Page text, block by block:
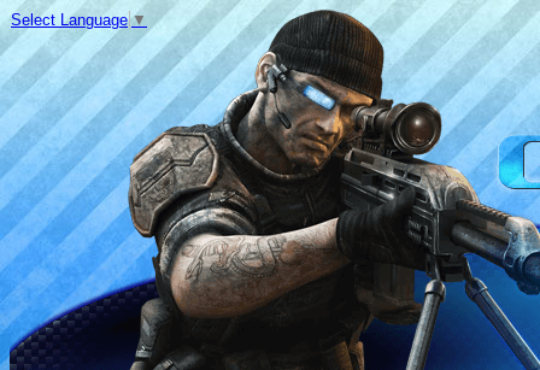
Select Language ▼